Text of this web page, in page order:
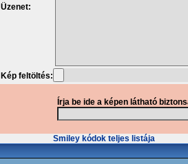
Üzenet:
Kép feltöltés:
Írja be ide a képen látható
Smiley kódok teljes listája